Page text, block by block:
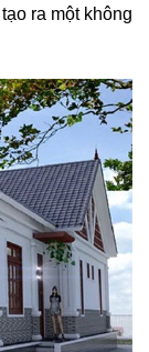
ra một không